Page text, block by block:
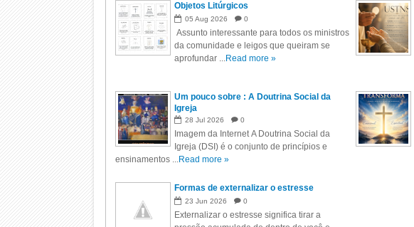
Objetos Litúrgicos
05 Aug 2026 0
Assunto interessante para todos os ministros
da comunidade e leigos que queiram se
aprofundar ...Read more »
Um pouco sobre : A Doutrina Social da
Igreja
28 Jul 2026 0
Imagem da Internet A Doutrina Social da
Igreja (DSI) é o conjunto de princípios e
ensinamentos ...Read more »
Formas de externalizar o estresse
23 Jun 2026 0
Externalizar o estresse significa tirar a